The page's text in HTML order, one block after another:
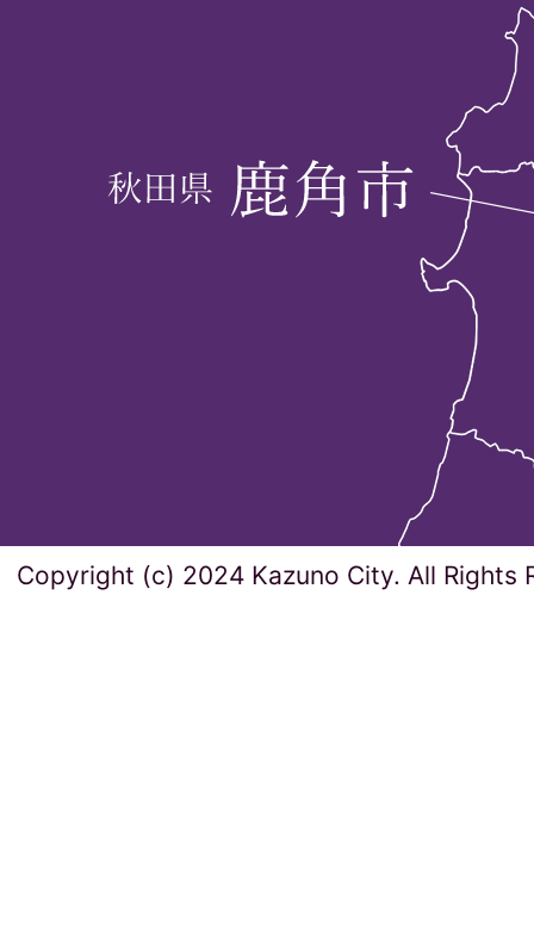
Copyright (c) 2024 Kazuno City. All Rights